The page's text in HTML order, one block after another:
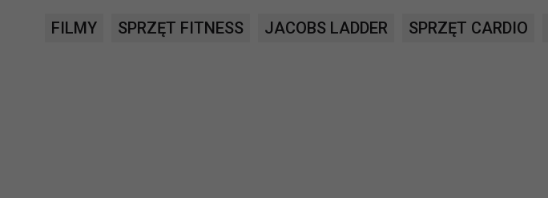
FILMY SPRZĘT FITNESS JACOBS LADDER SPRZĘT CARDIO